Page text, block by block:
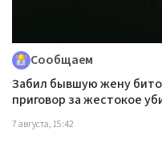
Сообщаем
Забил бывшую жену
приговор за жестокое
7 августа, 15:42